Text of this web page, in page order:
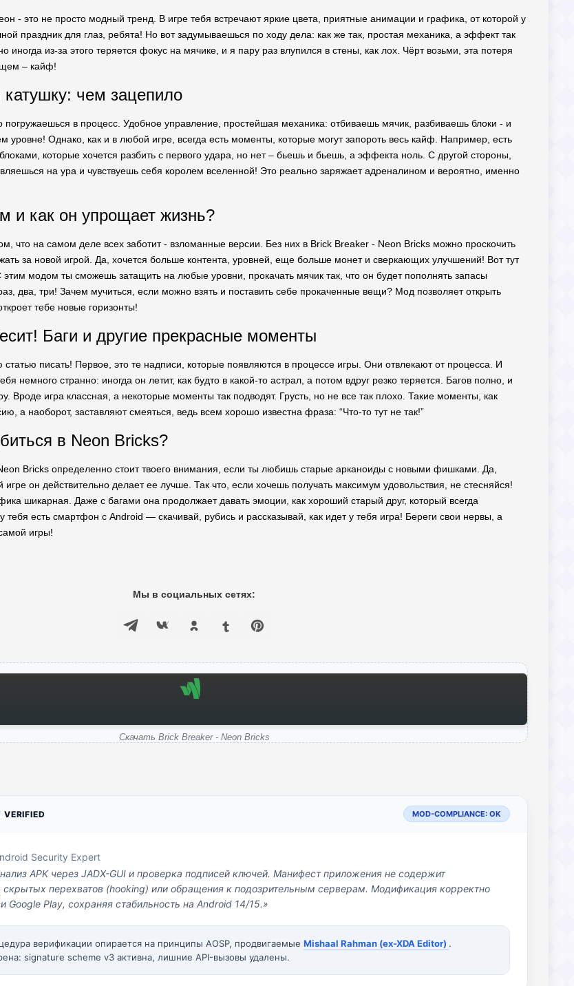
- это не просто модный тренд. В игре тебя встречают яркие цвета, приятные анимации и графика, от которой у
праздник для глаз, ребята! Но вот задумываешься по ходу дела: как же так, простая механика, а эффект так
из-за этого теряется фокус на мячике, и я пару раз влупился в стены, как лох. Чёрт возьми, эта потеря
– кайф!
чем зацепило
погружаешься в процесс. Удобное управление, простейшая механика: отбиваешь мячик, разбиваешь блоки - и
Однако, как и в любой игре, всегда есть моменты, которые могут запороть весь кайф. Например, есть
которые хочется разбить с первого удара, но нет – бьешь и бьешь, а эффекта ноль. С другой стороны,
на ура и чувствуешь себя королем вселенной! Это реально заряжает адреналином и вероятно, именно
и как он упрощает жизнь?
что на самом деле всех заботит - взломанные версии. Без них в Brick Breaker - Neon Bricks можно проскочить
за новой игрой. Да, хочется больше контента, уровней, еще больше монет и сверкающих улучшений! Вот тут
модом ты сможешь затащить на любые уровни, прокачать мячик так, что он будет пополнять запасы
два, три! Зачем мучиться, если можно взять и поставить себе прокаченные вещи? Мод позволяет открыть
тебе новые горизонты!
Баги и другие прекрасные моменты
писать! Первое, это те надписи, которые появляются в процессе игры. Они отвлекают от процесса. И
немного странно: иногда он летит, как будто в какой-то астрал, а потом вдруг резко теряется. Багов полно, и
Вроде игра классная, а некоторые моменты так подводят. Грусть, но не все так плохо. Такие моменты, как
а наоборот, заставляют смеяться, ведь всем хорошо известна фраза: “Что-то тут не так!”
в Neon Bricks?
Bricks определенно стоит твоего внимания, если ты любишь старые арканоиды с новыми фишками. Да,
игре он действительно делает ее лучше. Так что, если хочешь получать максимум удовольствия, не стесняйся!
шикарная. Даже с багами она продолжает давать эмоции, как хороший старый друг, который всегда
тебя есть смартфон с Android — скачивай, рубись и рассказывай, как идет у тебя игра! Береги свои нервы, а
игры!
Мы в социальных сетях:
Скачать Brick Breaker - Neon Bricks
MOD-COMPLIANCE: OK
Security Expert
APK через JADX-GUI и проверка подписей ключей. Манифест приложения не содержит
скрытых перехватов (hooking) или обращения к подозрительным серверам. Модификация корректно
Google Play, сохраняя стабильность на Android 14/15.»
верификации опирается на принципы AOSP, продвигаемые Mishaal Rahman (ex-XDA Editor) .
signature scheme v3 активна, лишние API-вызовы удалены.